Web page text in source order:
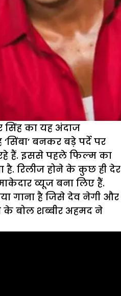
सिंह का यह अंदाज
बनकर बड़े पर्दे पर
हैं. इससे पहले फिल्म का
है. रिलीज होने के कुछ ही देर
व्यूज बना लिए हैं.
गाना है जिसे देव नेगी और
के बोल शब्बीर अहमद ने